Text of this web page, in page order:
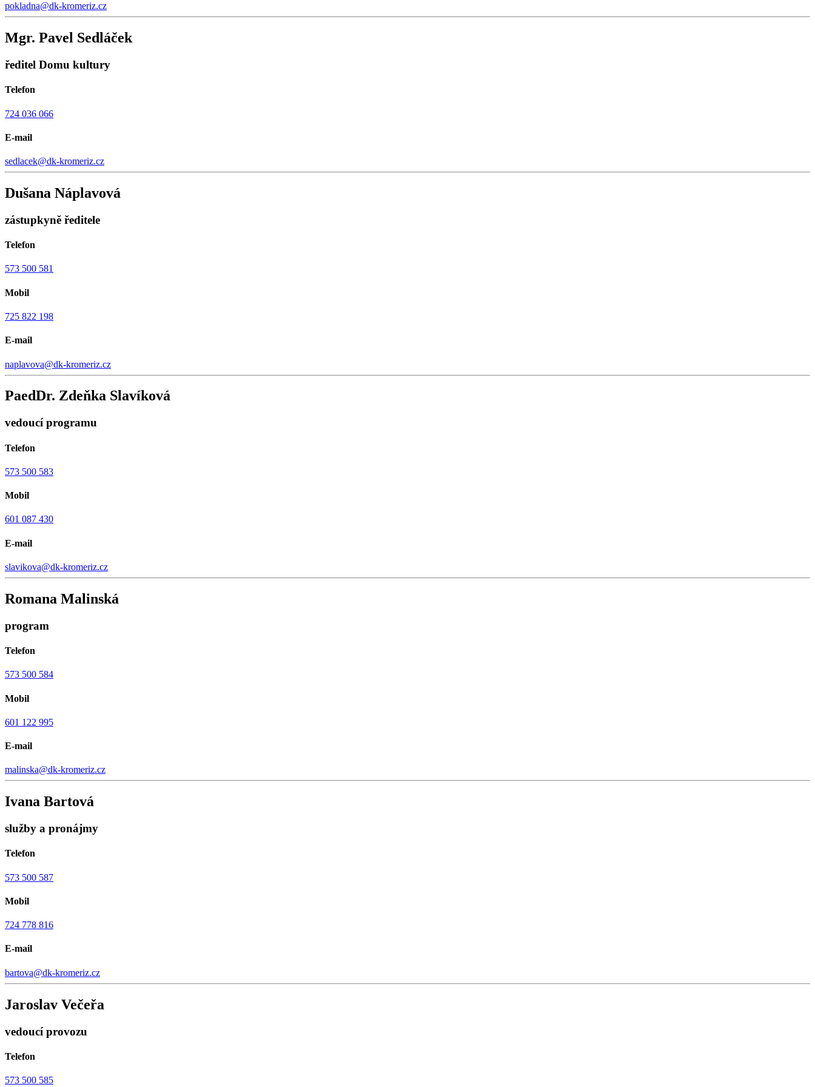
pokladna@dk-kromeriz.cz
Mgr. Pavel Sedláček
ředitel Domu kultury
Telefon
724 036 066
E-mail
sedlacek@dk-kromeriz.cz
Dušana Náplavová
zástupkyně ředitele
Telefon
573 500 581
Mobil
725 822 198
E-mail
naplavova@dk-kromeriz.cz
PaedDr. Zdeňka Slavíková
vedoucí programu
Telefon
573 500 583
Mobil
601 087 430
E-mail
slavikova@dk-kromeriz.cz
Romana Malinská
program
Telefon
573 500 584
Mobil
601 122 995
E-mail
malinska@dk-kromeriz.cz
Ivana Bartová
služby a pronájmy
Telefon
573 500 587
Mobil
724 778 816
E-mail
bartova@dk-kromeriz.cz
Jaroslav Večeřa
vedoucí provozu
Telefon
573 500 585